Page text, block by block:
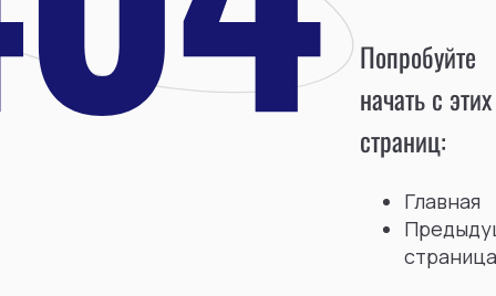
Попробуйте
начать с этих
страниц:
Главная
страница